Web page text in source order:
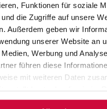
Funktionen für soziale
die Zugriffe auf unsere
Außerdem geben wir
unserer Website an
Werbung und
führen diese
mit weiteren Daten
Dienste gesammelt haben.